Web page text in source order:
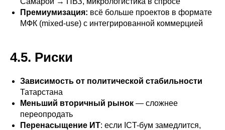
Премиумизация: всё больше проектов в формате
МФК (mixed-use) с интегрированной коммерцией
4.5. Риски
Зависимость от политической стабильности
Татарстана
Меньший вторичный рынок — сложнее
переопродать
Перенасыщение ИТ: если ICT-бум замедлится,